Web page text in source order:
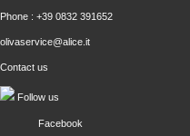
Phone : +39 0832 391652
olivaservice@alice.it
Contact us
Follow us
Facebook